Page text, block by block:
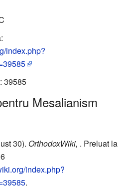
index.php?
39585
Mesalianism
30). OrthodoxWiki, . Preluat la
index.php?
.